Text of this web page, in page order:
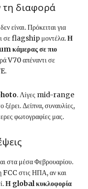
τη διαφορά
είναι. Πρόκειται για
σε flagship μοντέλα.Η
κάμερας σε πιο
V70 απέναντι σε
. Λίγες mid-range
ξέρει. Δείπνα, συναυλίες,
φωτογραφίες μας.
στα μέσα Φεβρουαρίου.
FCC στις ΗΠΑ, αν και
Η global κυκλοφορία